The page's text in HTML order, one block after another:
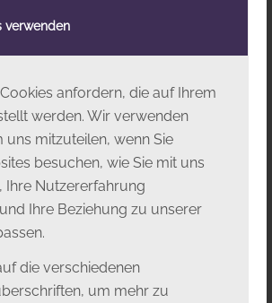
verwenden
anfordern, die auf Ihrem
werden. Wir verwenden
uns mitzuteilen, wenn Sie
besuchen, wie Sie mit uns
Ihre Nutzererfahrung
Ihre Beziehung zu unserer
die verschiedenen
um mehr zu